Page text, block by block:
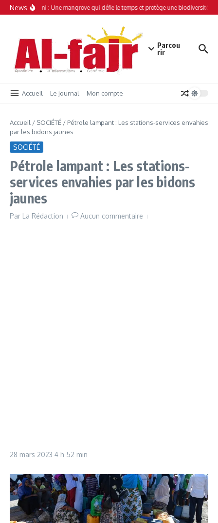
Aller au contenu
News
Simamboini : Une mangrove qui défie le temps et protège une biodiversité
Parcou
rir
Accueil Le journal Mon compte
Accueil / SOCIÉTÉ / Pétrole lampant : Les stations-services envahies
par les bidons jaunes
SOCIÉTÉ
Pétrole lampant : Les stations-
services envahies par les bidons
jaunes
Par La Rédaction Aucun commentaire
28 mars 2023 4 h 52 min